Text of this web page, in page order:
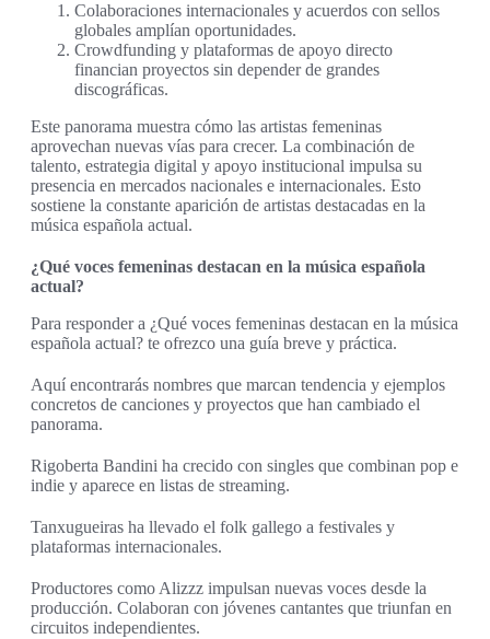
Colaboraciones internacionales y acuerdos con sellos
globales amplían oportunidades.
Crowdfunding y plataformas de apoyo directo
financian proyectos sin depender de grandes
discográficas.
Este panorama muestra cómo las artistas femeninas
aprovechan nuevas vías para crecer. La combinación de
talento, estrategia digital y apoyo institucional impulsa su
presencia en mercados nacionales e internacionales. Esto
sostiene la constante aparición de artistas destacadas en la
música española actual.
¿Qué voces femeninas destacan en la música española
actual?
Para responder a ¿Qué voces femeninas destacan en la música
española actual? te ofrezco una guía breve y práctica.
Aquí encontrarás nombres que marcan tendencia y ejemplos
concretos de canciones y proyectos que han cambiado el
panorama.
Rigoberta Bandini ha crecido con singles que combinan pop e
indie y aparece en listas de streaming.
Tanxugueiras ha llevado el folk gallego a festivales y
plataformas internacionales.
Productores como Alizzz impulsan nuevas voces desde la
producción. Colaboran con jóvenes cantantes que triunfan en
circuitos independientes.